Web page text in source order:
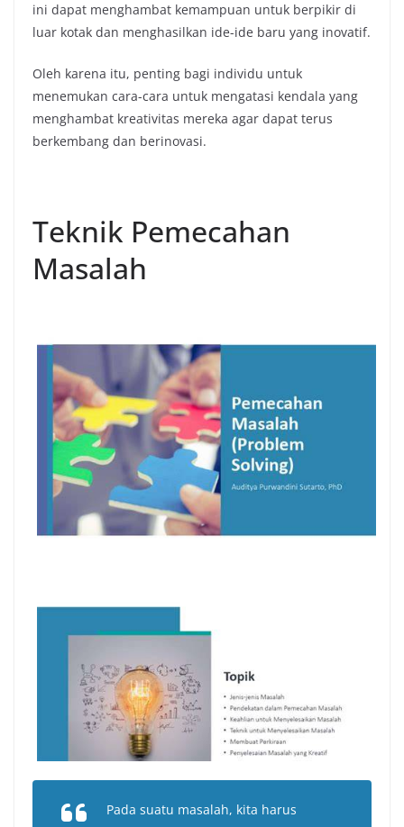
ini dapat menghambat kemampuan untuk berpikir di
luar kotak dan menghasilkan ide-ide baru yang inovatif.
Oleh karena itu, penting bagi individu untuk
menemukan cara-cara untuk mengatasi kendala yang
menghambat kreativitas mereka agar dapat terus
berkembang dan berinovasi.
Teknik Pemecahan
Masalah
Pada suatu masalah, kita harus